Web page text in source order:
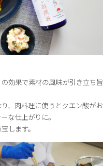
効果で素材の風味が引き立ち旨
、肉料理に使うとクエン酸がお
な仕上がりに。
します。